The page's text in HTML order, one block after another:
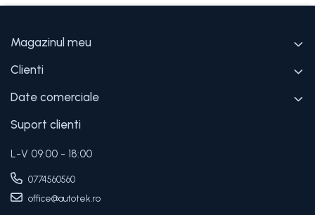
Magazinul meu
Clienti
Date comerciale
Suport clienti
L-V 09:00 - 18:00
0774560560
office@autotek.ro